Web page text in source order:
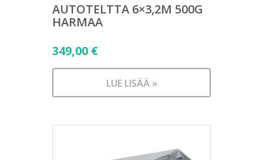
AUTOTELTTA 6×3,2M 500G
HARMAA
349,00 €
LUE LISÄÄ »